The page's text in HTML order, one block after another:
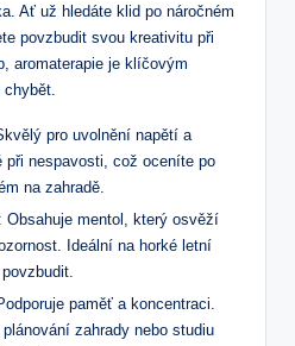
Ať⁢ už ‌hledáte klid po náročném
povzbudit​ svou kreativitu při
​aromaterapie je klíčovým
pro⁢ uvolnění​ napětí a
při nespavosti, což oceníte po
na zahradě.
: Obsahuje ⁣mentol, který osvěží
Ideální na horké letní
paměť a koncentraci.
zahrady nebo studiu